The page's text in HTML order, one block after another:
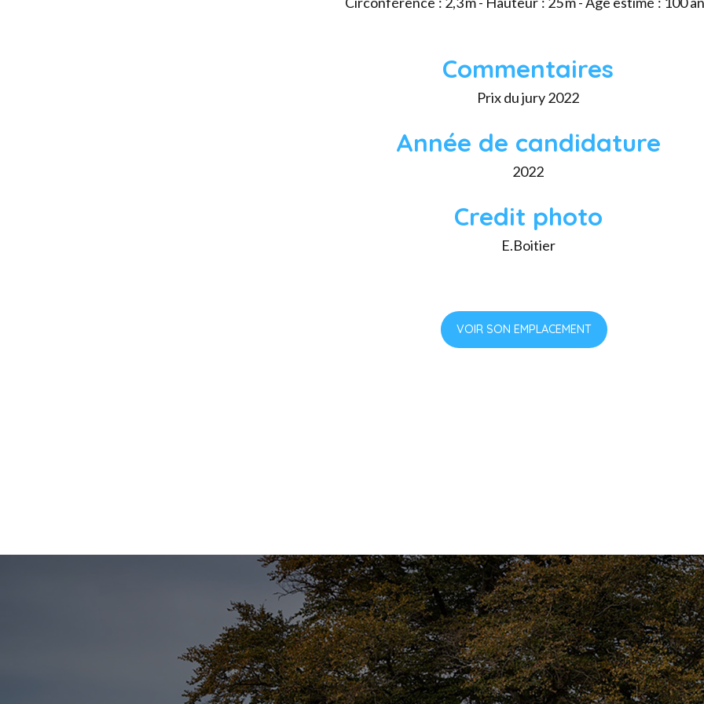
Commentaires
Prix du jury 2022
Année de candidature
2022
Credit photo
E.Boitier
VOIR SON EMPLACEMENT